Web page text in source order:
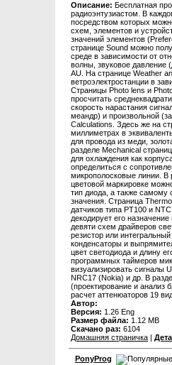
Описание: Бесплатная
радиоэнтузиастом. В
посредством которых
схем, элементов и
значений элементов
странице Sound можно
среде в зависимости от
волны, звуковое давление
AU. На странице Weather
ветроэлектростанции в
Страницы Photo lens и
просчитать
скорость нарастания
меандр) и произвольной
Calculations. Здесь же на
миллиметрах в
для провода из меди,
разделе Mechanical
для охлаждения как
определиться с
микрополосковые линии. В
цветовой маркировке
тип диода, а также самому
значения. Страница
датчиков типа РТ100 и
декодирует его
девяти схем драйверов
резистор или
конденсаторы и
цвет светодиода и длину
программных таймеров
визуализировать сигналы
NRC17 (Nokia) и др. В
(проектирование и анализ
расчет аттенюаторов 19
Автор:
Версия: 1.26 Eng
Размер файла: 1.12 MB
Скачано раз: 6104
Домашняя страничка |
PonyProg